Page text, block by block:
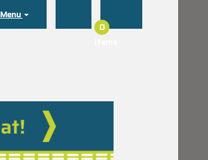
Menu
0